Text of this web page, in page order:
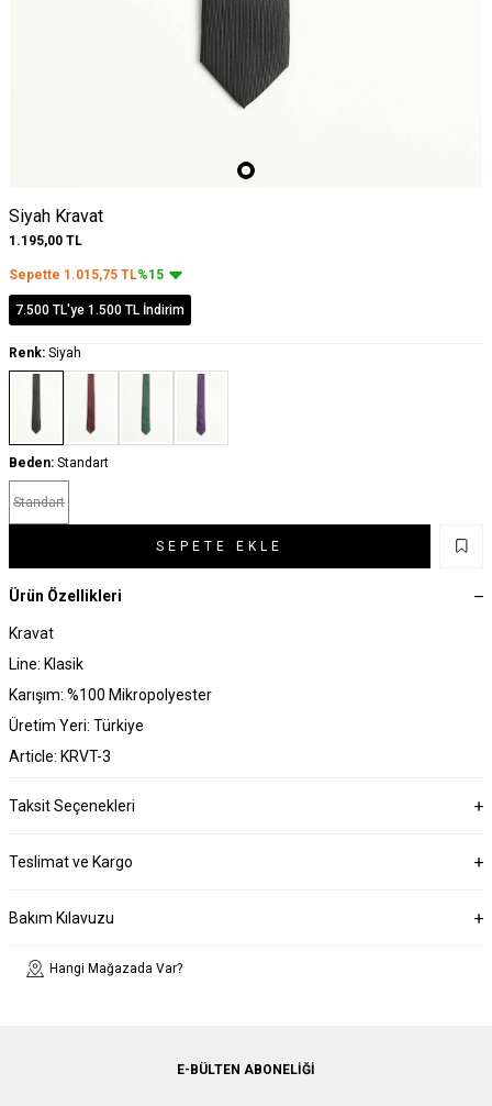
Siyah Kravat
1.195,00 TL
Sepette 1.015,75 TL%15
7.500 TL'ye 1.500 TL İndirim
Renk: Siyah
Beden: Standart
Standart
SEPETE EKLE
Ürün Özellikleri
Kravat
Line: Klasik
Karışım: %100 Mikropolyester
Üretim Yeri: Türkiye
Article: KRVT-3
Taksit Seçenekleri
Teslimat ve Kargo
Bakım Kılavuzu
Hangi Mağazada Var?
E-BÜLTEN ABONELIĞI